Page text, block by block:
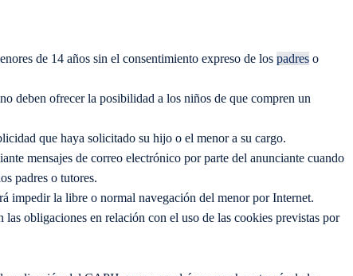
de 14 años sin el consentimiento expreso de los padres o
deben ofrecer la posibilidad a los niños de que compren un
que haya solicitado su hijo o el menor a su cargo.
mensajes de correo electrónico por parte del anunciante cuando
padres o tutores.
impedir la libre o normal navegación del menor por Internet.
obligaciones en relación con el uso de las cookies previstas por